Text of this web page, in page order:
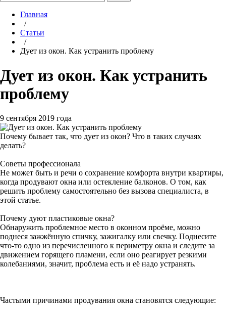
Главная
/
Статьи
/
Дует из окон. Как устранить проблему
Дует из окон. Как устранить
проблему
9 сентября 2019 года
Почему бывает так, что дует из окон? Что в таких случаях
делать?
Советы профессионала
Не может быть и речи о сохранение комфорта внутри квартиры,
когда продувают окна или остекление балконов. О том, как
решить проблему самостоятельно без вызова специалиста, в
этой статье.
Почему дуют пластиковые окна?
Обнаружить проблемное место в оконном проёме, можно
поднеся зажжённую спичку, зажигалку или свечку. Поднесите
что-то одно из перечисленного к периметру окна и следите за
движением горящего пламени, если оно реагирует резкими
колебаниями, значит, проблема есть и её надо устранять.
Частыми причинами продувания окна становятся следующие: